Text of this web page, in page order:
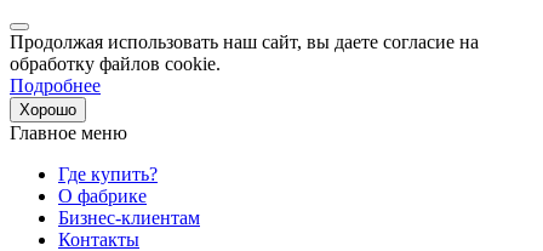
Продолжая использовать наш сайт, вы даете согласие на
обработку файлов cookie.
Подробнее
Хорошо
Главное меню
Где купить?
О фабрике
Бизнес-клиентам
Контакты